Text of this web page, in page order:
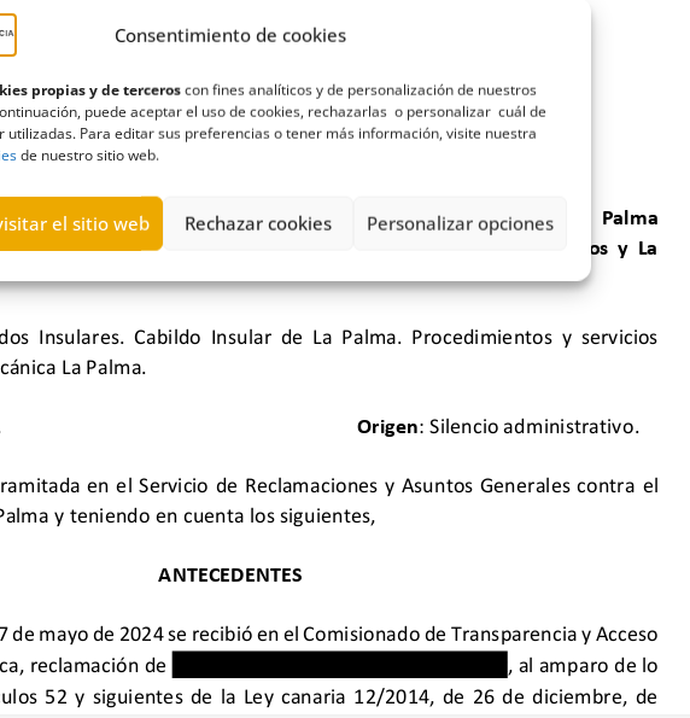
Consentimiento de cookies
propias y de terceroscon fines analíticos y de personalización de nuestros
puede aceptar el uso de cookies, rechazarlas o personalizar cuál de
utilizadas. Para editar sus preferencias o tener más información, visite nuestra
de nuestro sitio web.
el sitio web Rechazar cookies Personalizar opciones